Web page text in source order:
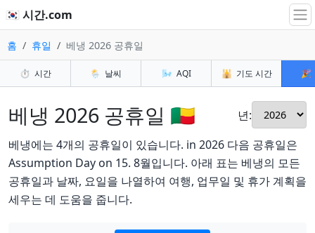
🇰🇷 시간.com
홈 휴일 베냉 2026 공휴일
⏱️ 시간 🌦️ 날씨 🌬️ AQI 🕌 기도 시간 🎉
베냉 2026 공휴일 🇧🇯
년:
베냉에는 4개의 공휴일이 있습니다. in 2026 다음 공휴일은
Assumption Day on 15. 8월입니다. 아래 표는 베냉의 모든
공휴일과 날짜, 요일을 나열하여 여행, 업무일 및 휴가 계획을
세우는 데 도움을 줍니다.